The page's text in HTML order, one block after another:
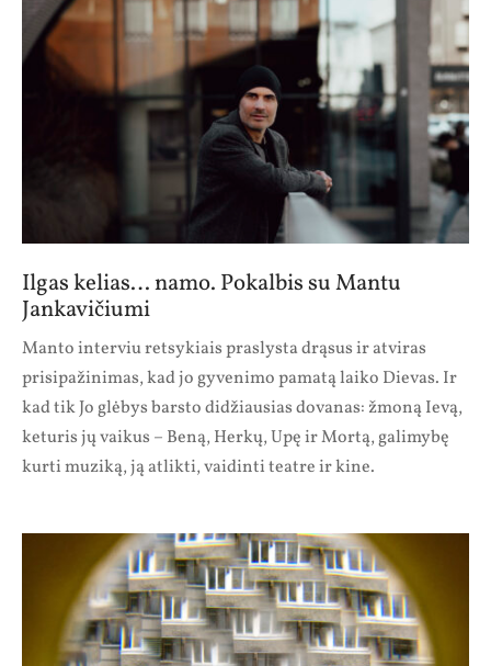
Ilgas kelias… namo. Pokalbis su Mantu
Jankavičiumi
Manto interviu retsykiais praslysta drąsus ir atviras
prisipažinimas, kad jo gyvenimo pamatą laiko Dievas. Ir
kad tik Jo glėbys barsto didžiausias dovanas: žmoną Ievą,
keturis jų vaikus – Beną, Herkų, Upę ir Mortą, galimybę
kurti muziką, ją atlikti, vaidinti teatre ir kine.